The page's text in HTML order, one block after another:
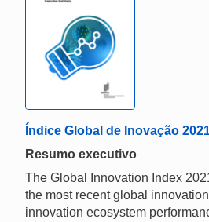
Índice Global de Inovação
Resumo executivo
The Global Innovation Index
the most recent global
innovation ecosystem